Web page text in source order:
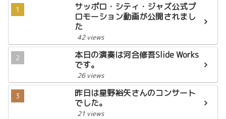
サッポロ・シティ・ジャズ公式プ
ロモーション動画が公開されまし
た
42 views
本日の演奏は河合修吾Slide Works
です。
26 views
昨日は星野裕矢さんのコンサート
でした。
21 views